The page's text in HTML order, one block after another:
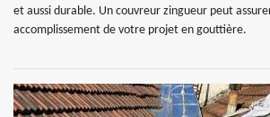
et aussi durable. Un couvreur zingueur peut
accomplissement de votre projet en gouttière.